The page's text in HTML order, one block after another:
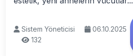
Sistem Yöneticisi
06.10.2025
132